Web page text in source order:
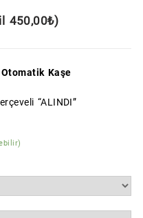
450,00₺)
Kaşe
“ALINDI”